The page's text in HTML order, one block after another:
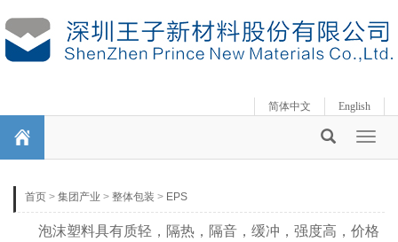
English
简体中文
首页 > 集团产业 > 整体包装 > EPS
泡沫塑料具有质轻，隔热，隔音，缓冲，强度高，价格